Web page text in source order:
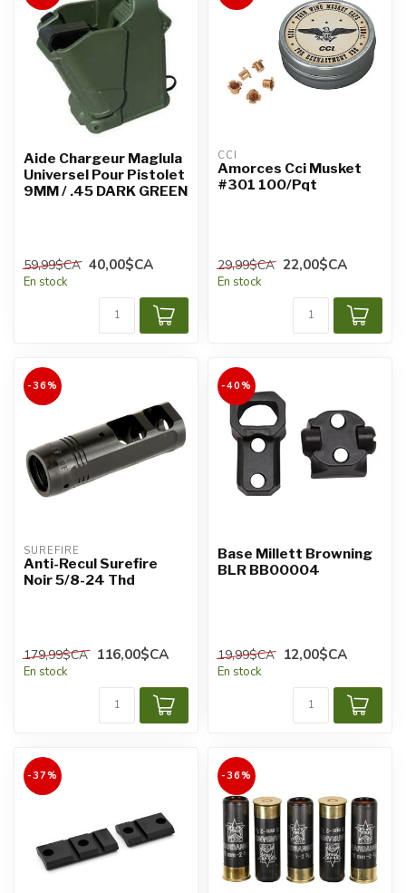
Aide Chargeur Maglula
Universel Pour Pistolet
9MM / .45 DARK GREEN
59,99$CA 40,00$CA
En stock
CCI
Amorces Cci Musket
#301 100/Pqt
29,99$CA 22,00$CA
En stock
-36%
SUREFIRE
Anti-Recul Surefire
Noir 5/8-24 Thd
179,99$CA 116,00$CA
En stock
-40%
Base Millett Browning
BLR BB00004
19,99$CA 12,00$CA
En stock
-37% -36%